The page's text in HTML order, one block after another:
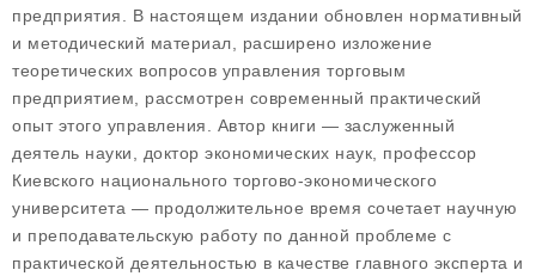
предприятия. В настоящем издании обновлен нормативный
и методический материал, расширено изложение
теоретических вопросов управления торговым
предприятием, рассмотрен современный практический
опыт этого управления. Автор книги — заслуженный
деятель науки, доктор экономических наук, профессор
Киевского национального торгово-экономического
университета — продолжительное время сочетает научную
и преподавательскую работу по данной проблеме с
практической деятельностью в качестве главного эксперта и